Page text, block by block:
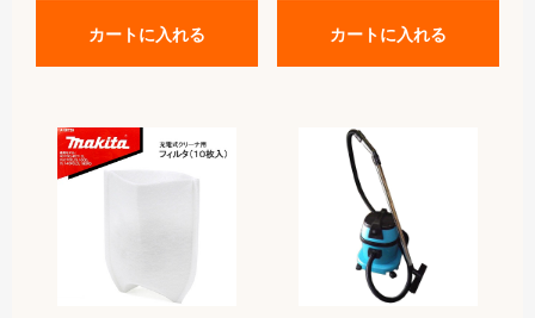
カートに入れる カートに入れる